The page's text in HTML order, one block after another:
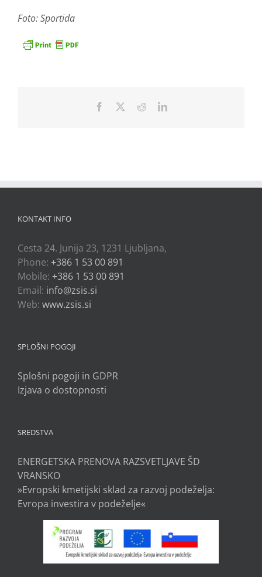
Foto: Sportida
Facebook RedditLinkedIn
KONTAKT INFO
Cesta 24. Junija 23, 1231 Ljubljana,
Phone: +386 1 53 00 891
Mobile: +386 1 53 00 891
Email: info@zsis.si
Web: www.zsis.si
SPLOŠNI POGOJI
Splošni pogoji in GDPR
Izjava o dostopnosti
SREDSTVA
ENERGETSKA PRENOVA RAZSVETLJAVE ŠD
VRANSKO
»Evropski kmetijski sklad za razvoj podeželja:
Evropa investira v podeželje«